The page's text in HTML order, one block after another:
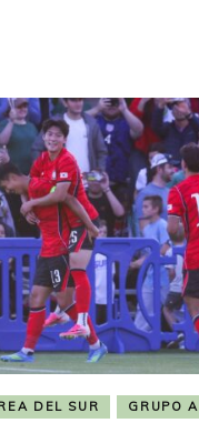
DEL SUR
GRUPO A